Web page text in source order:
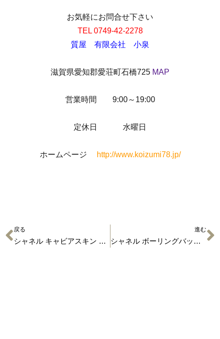
お気軽にお問合せ下さい
TEL 0749-42-2278
質屋 有限会社 小泉
滋賀県愛知郡愛荘町石橋725 MAP
営業時間 9:00～19:00
定休日 水曜日
ホームページ http://www.koizumi78.jp/
戻る
シャネル キャビアスキン ハンドバッグ ブラック 【ブランド品の買取】
進む
シャネル ボーリングバッグ カンボンライン 【ブランド品の買取】